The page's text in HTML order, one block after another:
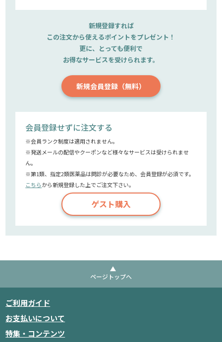
新規登録すれば
この注文から使えるポイントをプレゼント！
更に、とっても便利で
お得なサービスを受けられます。
新規会員登録（無料）
会員登録せずに注文する
※会員ランク制度は適用されません。
※発送メールの配信やクーポンなど様々なサービスは受けられませ
ん。
※第1類、指定2類医薬品は問診が必要なため、会員登録が必須です。
こちらから新規登録した上でご注文下さい。
ゲスト購入
ページトップへ
ご利用ガイド
お支払いについて
特集・コンテンツ